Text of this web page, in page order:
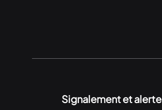
Signalement et alerte